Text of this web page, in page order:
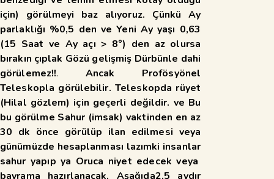
için) görülmeyi baz alıyoruz. Çünkü Ay
parlaklığı %0,5 den ve Yeni Ay yaşı 0,63
(15 Saat ve Ay açı > 8°) den az olursa
bırakın çıplak Gözü gelişmiş Dürbünle dahi
görülemez!!. Ancak Profösyönel
Teleskopla görülebilir. Teleskopda rüyet
(Hilal gözlem) için geçerli değildir. ve Bu
bu görülme Sahur (imsak) vaktinden en az
30 dk önce görülüp ilan edilmesi veya
günümüzde hesaplanması lazımki insanlar
sahur yapıp ya Oruca niyet edecek veya
bayrama hazırlanacak. Aşağıda2.5 aydır